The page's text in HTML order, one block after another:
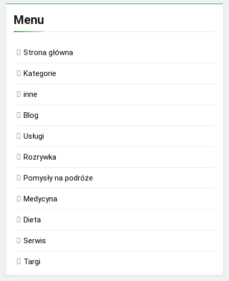
Menu
Strona główna
Kategorie
inne
Blog
Usługi
Rozrywka
Pomysły na podróże
Medycyna
Dieta
Serwis
Targi